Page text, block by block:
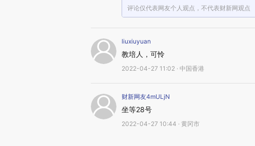
评论仅代表网友个人观点，不代表财新网观点
liuxiuyuan
教培人，可怜
2022-04-27 11:02 · 中国香港
财新网友4mULjN
坐等28号
2022-04-27 10:44 · 黄冈市